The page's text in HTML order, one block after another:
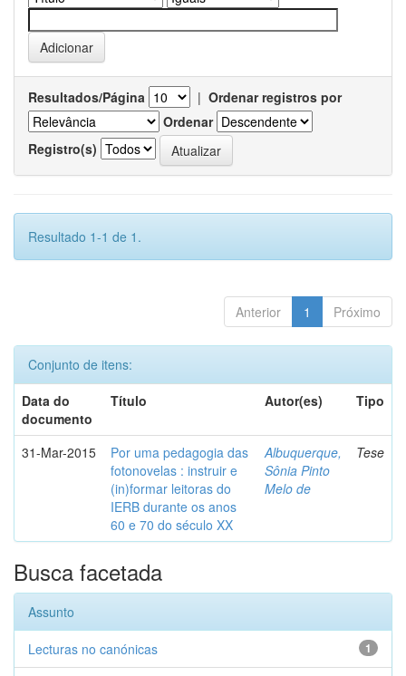
Resultados/Página | Ordenar registros por
Ordenar
Registro(s)
Resultado 1-1 de 1.
Anterior 1 Próximo
Conjunto de itens:
Data do
documento
Título Autor(es) Tipo
31-Mar-2015
Por uma pedagogia das
fotonovelas : instruir e
(in)formar leitoras do
IERB durante os anos
60 e 70 do século XX
Albuquerque,
Sônia Pinto
Melo de
Tese
Busca facetada
Assunto
1
Lecturas no canónicas